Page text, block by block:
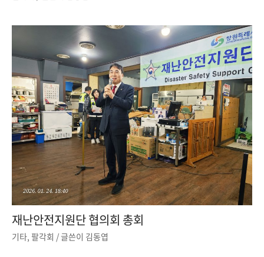
재난안전지원단 협의회 총회
기타, 팔각회 / 글쓴이 김동엽